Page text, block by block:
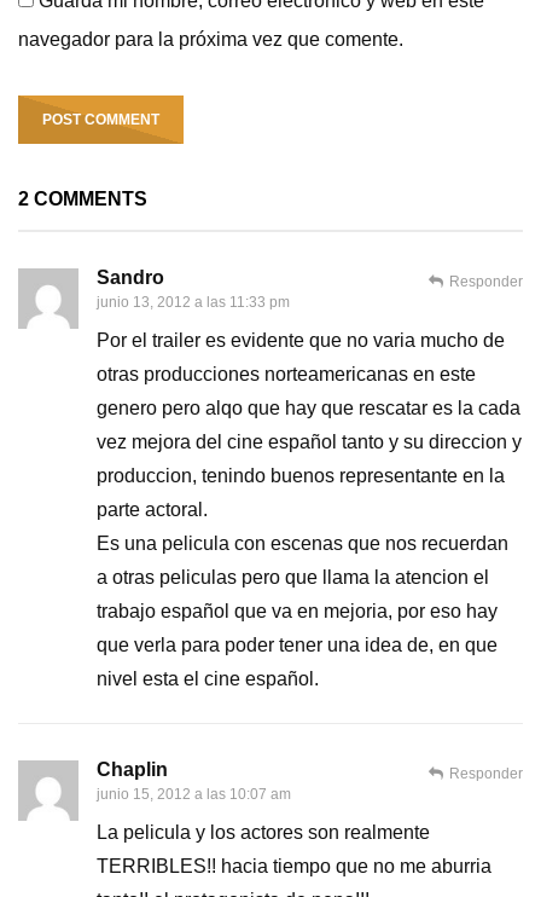
navegador para la próxima vez que comente.
2 COMMENTS
Sandro
junio 13, 2012 a las 11:33 pm
Por el trailer es evidente que no varia mucho de
otras producciones norteamericanas en este
genero pero alqo que hay que rescatar es la cada
vez mejora del cine español tanto y su direccion y
produccion, tenindo buenos representante en la
parte actoral.
Es una pelicula con escenas que nos recuerdan
a otras peliculas pero que llama la atencion el
trabajo español que va en mejoria, por eso hay
que verla para poder tener una idea de, en que
nivel esta el cine español.
Responder
Chaplin
junio 15, 2012 a las 10:07 am
La pelicula y los actores son realmente
TERRIBLES!! hacia tiempo que no me aburria
Responder